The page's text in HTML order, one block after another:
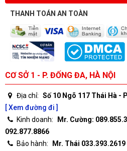
THANH TOÁN AN TOÀN
CƠ SỞ 1 - P. ĐỐNG ĐA, HÀ NỘI
Địa chỉ: Số 10 Ngõ 117 Thái Hà -
[ Xem đường đi ]
Kinh doanh:
Mr. Cường:
092.877.8866
Bảo hành:
Mr. Thái 033.393.2619